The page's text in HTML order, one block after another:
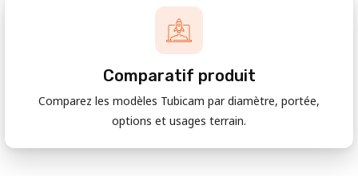
Comparatif produit
Comparez les modèles Tubicam par diamètre, portée,
options et usages terrain.